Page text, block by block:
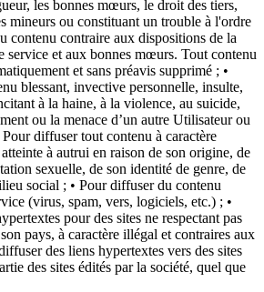
les bonnes mœurs, le droit des tiers,
mineurs ou constituant un trouble à l'ordre
contenu contraire aux dispositions de la
service et aux bonnes mœurs. Tout contenu
et sans préavis supprimé ; •
blessant, invective personnelle, insulte,
à la haine, à la violence, au suicide,
ou la menace d’un autre Utilisateur ou
Pour diffuser tout contenu à caractère
à autrui en raison de son origine, de
sexuelle, de son identité de genre, de
social ; • Pour diffuser du contenu
(virus, spam, vers, logiciels, etc.) ; •
pour des sites ne respectant pas
pays, à caractère illégal et contraires aux
des liens hypertextes vers des sites
des sites édités par la société, quel que